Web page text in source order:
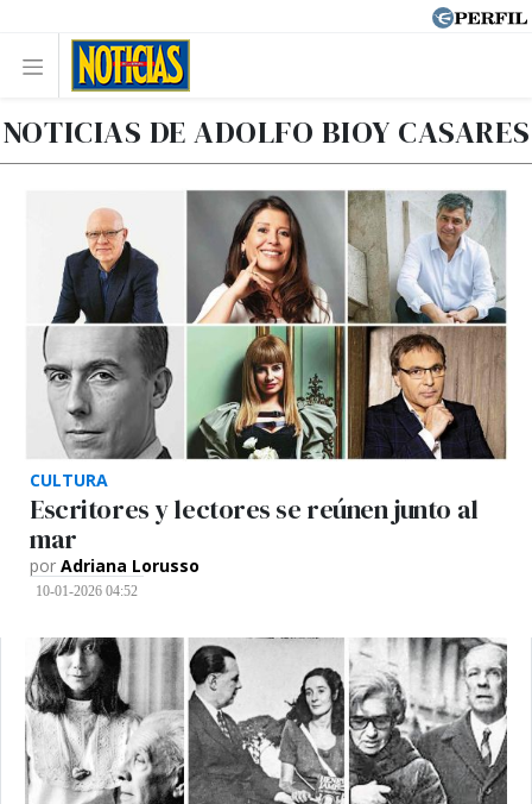
NOTICIAS DE ADOLFO BIOY CASARES
CULTURA
Escritores y lectores se reúnen junto al
mar
por Adriana Lorusso
10-01-2026 04:52